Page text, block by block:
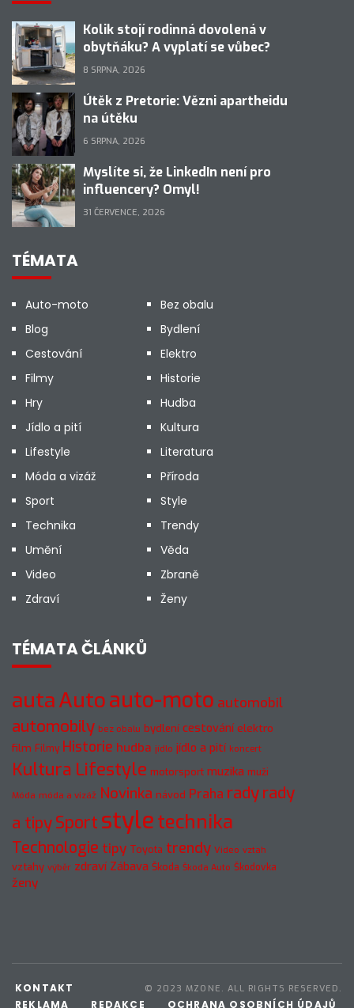
Kolik stojí rodinná dovolená v
obytňáku? A vyplatí se vůbec?
8 SRPNA, 2026
Útěk z Pretorie: Vězni apartheidu
na útěku
6 SRPNA, 2026
Myslíte si, že LinkedIn není pro
influencery? Omyl!
31 ČERVENCE, 2026
TÉMATA
Auto-moto
Bez obalu
Blog
Bydlení
Cestování
Elektro
Filmy
Historie
Hry
Hudba
Jídlo a pití
Kultura
Lifestyle
Literatura
Móda a vizáž
Příroda
Sport
Style
Technika
Trendy
Umění
Věda
Video
Zbraně
Zdraví
Ženy
TÉMATA ČLÁNKŮ
autaAutoauto-moto automobil
automobily bez obalu bydlení cestování elektro
film Filmy Historie hudba jídlo jídlo a pití koncert
Kultura Lifestyle motorsport muzika muži
Móda móda a vizáž Novinka návod Praha radyrady
a tipySport styletechnika
Technologie tipy Toyota trendy Video vztah
vztahy výběr zdraví Zábava Škoda Škoda Auto Škodovka
ženy
© 2023 MZONE. ALL RIGHTS RESERVED.
KONTAKT
REKLAMA
REDAKCE OCHRANA OSOBNÍCH ÚDAJŮ